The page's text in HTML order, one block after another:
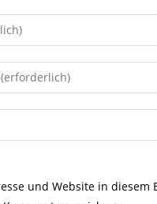
und Website in diesem